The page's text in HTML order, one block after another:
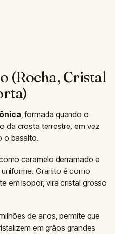
(Rocha, Cristal
, formada quando o
da crosta terrestre, em vez
o basalto.
caramelo derramado e
Granito é como
em isopor, vira cristal grosso
de anos, permite que
em grãos grandes